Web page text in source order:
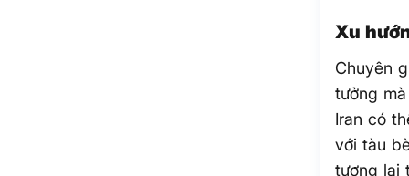
Xu
Chuyên
tưởng
Iran có
với tàu
tương lai